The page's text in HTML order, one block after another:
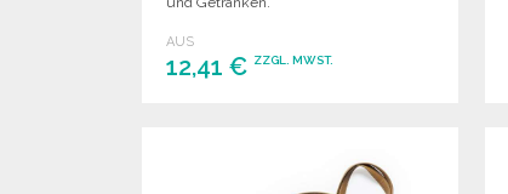
AUS
12,41 € ZZGL. MWST.